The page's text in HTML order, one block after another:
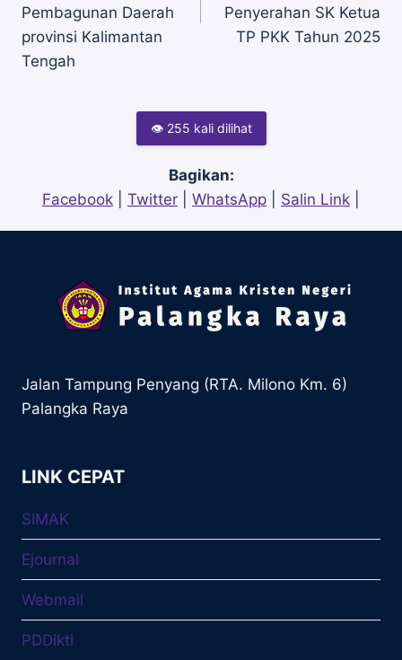
Pembagunan Daerah
provinsi Kalimantan
Tengah
Penyerahan SK Ketua
TP PKK Tahun 2025
👁 255 kali dilihat
Bagikan:
Facebook
Twitter WhatsApp Salin Link
Jalan Tampung Penyang (RTA. Milono Km. 6)
Palangka Raya
LINK CEPAT
SIMAK
Ejournal
Webmail
PDDikti